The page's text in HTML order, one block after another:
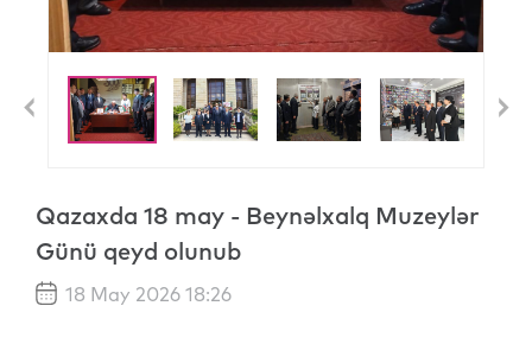
Previous
Qazaxda 18 may - Beynəlxalq Muzeylər
Günü qeyd olunub
18 May 2026 18:26